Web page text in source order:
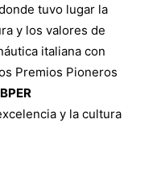
tuvo lugar la
y los valores de
italiana con
Premios Pioneros
BPER
y la cultura